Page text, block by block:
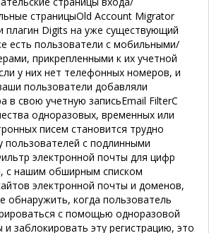
страницыOld Account Migrator
плагин Digits на уже существующий
есть пользователи с мобильными/
прикрепленными к их учетной
у них нет телефонных номеров, и
пользователи добавляли
в свою учетную записьEmail FilterС
одноразовых, временных или
писем становится трудно
пользователей с подлинными
электронной почты для цифр
с нашим обширным списком
электронной почты и доменов,
когда пользователь
с помощью одноразовой
заблокировать эту регистрацию, это